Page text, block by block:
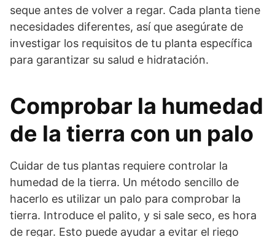
seque antes de volver a regar. Cada planta tiene
necesidades diferentes, así que asegúrate de
investigar los requisitos de tu planta específica
para garantizar su salud e hidratación.
Comprobar la humedad
de la tierra con un palo
Cuidar de tus plantas requiere controlar la
humedad de la tierra. Un método sencillo de
hacerlo es utilizar un palo para comprobar la
tierra. Introduce el palito, y si sale seco, es hora
de regar. Esto puede ayudar a evitar el riego